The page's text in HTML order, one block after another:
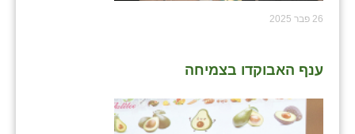
26 פבר 2025
ענף האבוקדו בצמיחה